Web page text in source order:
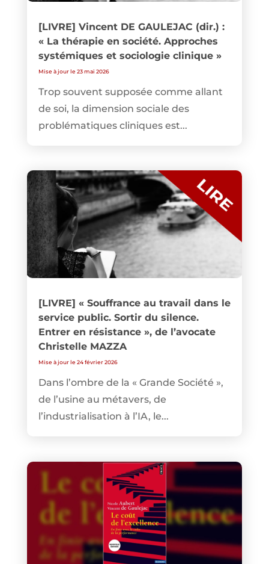
[LIVRE] Vincent DE GAULEJAC (dir.) :
« La thérapie en société. Approches
systémiques et sociologie clinique »
Mise à jour le 23 mai 2026
Trop souvent supposée comme allant
de soi, la dimension sociale des
problématiques cliniques est...
[LIVRE] « Souffrance au travail dans le
service public. Sortir du silence.
Entrer en résistance », de l’avocate
Christelle MAZZA
Mise à jour le 24 février 2026
Dans l’ombre de la « Grande Société »,
de l’usine au métavers, de
l’industrialisation à l’IA, le...